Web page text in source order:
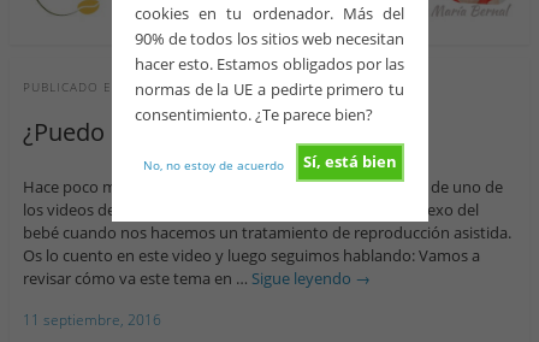
cookies en tu ordenador. Más del
90% de todos los sitios web necesitan
hacer esto. Estamos obligados por las
normas de la UE a pedirte primero tu
consentimiento. ¿Te parece bien?
Sí, está bien
No, no estoy de acuerdo
PUBLICADO EN FIV-ICSI
¿Puedo elegir el sexo del bebé?
Hace poco me preguntasteis a través de los comentarios de uno de
los videos del canal de YouTube que si se podía elegir el sexo del
bebé cuando nos hacemos un tratamiento de reproducción asistida.
Os lo cuento en este video y luego seguimos hablando: Vamos a
revisar cómo va este tema en … Sigue leyendo →
11 septiembre, 2016